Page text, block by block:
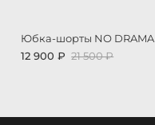
Юбка-шорты NO DRAMA
12 900 ₽ 21 500 ₽